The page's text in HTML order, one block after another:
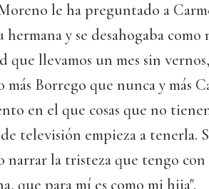
le ha preguntado a
hermana y se desahogaba como
que llevamos un mes sin
más Borrego que nunca y más
en el que cosas que no
televisión empieza a tenerla.
narrar la tristeza que tengo
que para mí es como mi hija".